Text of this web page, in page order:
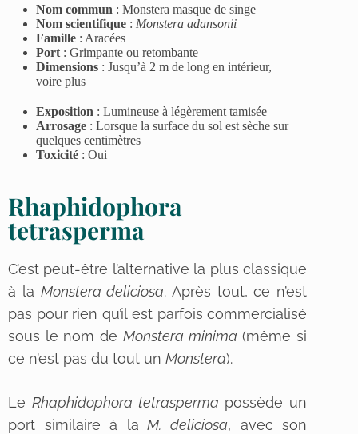
Nom commun : Monstera masque de singe
Nom scientifique : Monstera adansonii
Famille : Aracées
Port : Grimpante ou retombante
Dimensions : Jusqu’à 2 m de long en intérieur,
voire plus
Exposition : Lumineuse à légèrement tamisée
Arrosage : Lorsque la surface du sol est sèche sur
quelques centimètres
Toxicité : Oui
Rhaphidophora
tetrasperma
C’est peut-être l’alternative la plus classique
à la Monstera deliciosa. Après tout, ce n’est
pas pour rien qu’il est parfois commercialisé
sous le nom de Monstera minima (même si
ce n’est pas du tout un Monstera).
Le Rhaphidophora tetrasperma possède un
port similaire à la M. deliciosa, avec son